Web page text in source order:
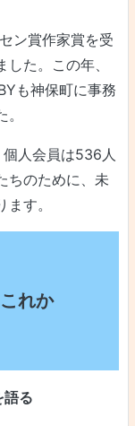
ン賞作家賞を受
た。この年、
も神保町に事務
人会員は536人
ちのために、未
す。
れか
る